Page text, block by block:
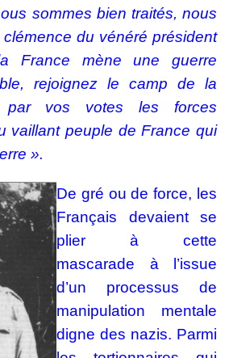
sommes bien traités, nous
du vénéré président
France mène une guerre
rejoignez le camp de la
par vos votes les forces
vaillant peuple de France qui
».
De gré ou de force, les
Français devaient se
plier à cette
mascarade à l’issue
d’un processus de
manipulation mentale
digne des nazis. Parmi